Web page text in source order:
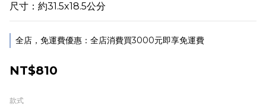
尺寸：約31.5x18.5公分
全店，免運費優惠：全店消費買3000元即享免運費
NT$810
款式